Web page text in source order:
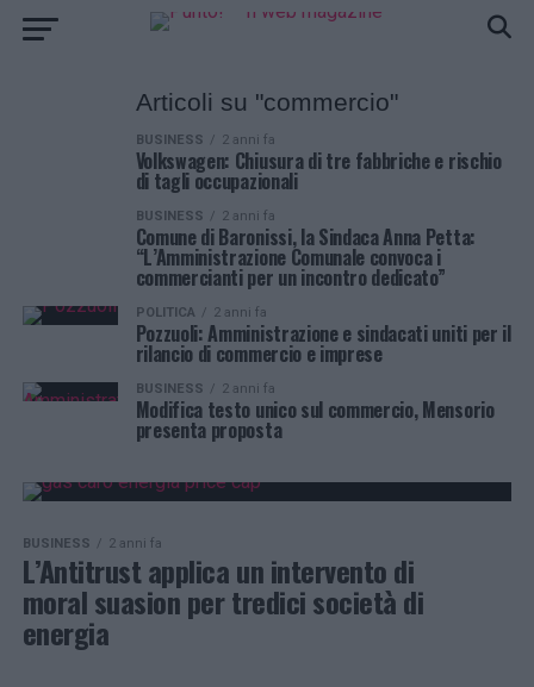
Articoli su "commercio"
BUSINESS 2 anni fa
Volkswagen: Chiusura di tre fabbriche e rischio
di tagli occupazionali
BUSINESS 2 anni fa
Comune di Baronissi, la Sindaca Anna Petta:
“L’Amministrazione Comunale convoca i
commercianti per un incontro dedicato”
POLITICA 2 anni fa
Pozzuoli: Amministrazione e sindacati uniti per il
rilancio di commercio e imprese
BUSINESS 2 anni fa
Modifica testo unico sul commercio, Mensorio
presenta proposta
BUSINESS 2 anni fa
L’Antitrust applica un intervento di
moral suasion per tredici società di
energia